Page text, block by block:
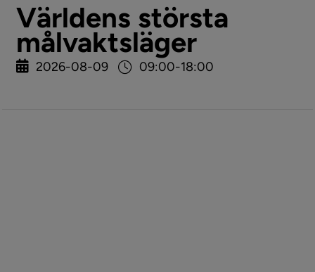
Världens största
målvaktsläger
2026-08-09 09:00-18:00